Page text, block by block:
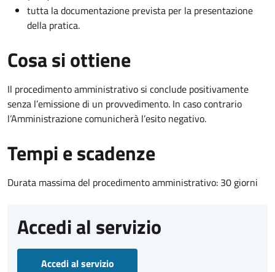
tutta la documentazione prevista per la presentazione
della pratica.
Cosa si ottiene
Il procedimento amministrativo si conclude positivamente
senza l’emissione di un provvedimento. In caso contrario
l’Amministrazione comunicherà l’esito negativo.
Tempi e scadenze
Durata massima del procedimento amministrativo: 30 giorni
Accedi al servizio
Accedi al servizio